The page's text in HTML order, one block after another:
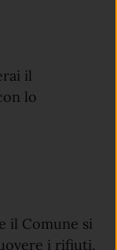
il
lo
il Comune si
i rifiuti.